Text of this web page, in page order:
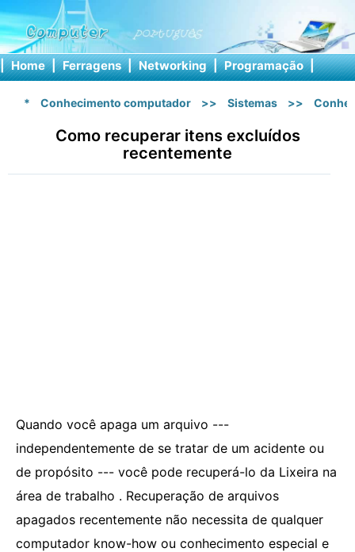
| Home | Ferragens | Networking | Programação |
* Conhecimento computador >> Sistemas >>
Como recuperar itens excluídos
recentemente
Quando você apaga um arquivo ---
independentemente de se tratar de um acidente ou
de propósito --- você pode recuperá-lo da Lixeira na
área de trabalho . Recuperação de arquivos
apagados recentemente não necessita de qualquer
computador know-how ou conhecimento especial e